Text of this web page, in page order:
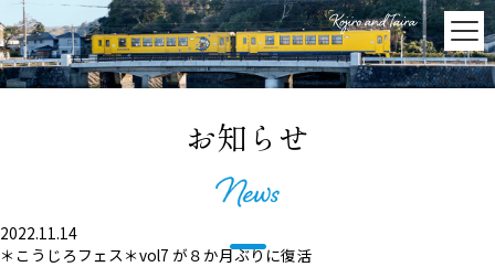
お知らせ
2022.11.14
＊こうじろフェス＊vol7 が８か月ぶりに復活